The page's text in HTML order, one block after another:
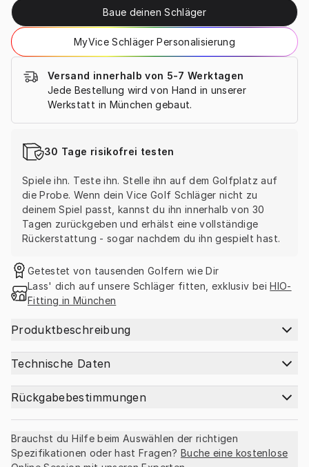
Baue deinen Schläger
MyVice Schläger Personalisierung
Versand innerhalb von 5-7 Werktagen
Jede Bestellung wird von Hand in unserer
Werkstatt in München gebaut.
30 Tage risikofrei testen
Spiele ihn. Teste ihn. Stelle ihn auf dem Golfplatz auf
die Probe. Wenn dein Vice Golf Schläger nicht zu
deinem Spiel passt, kannst du ihn innerhalb von 30
Tagen zurückgeben und erhälst eine vollständige
Rückerstattung - sogar nachdem du ihn gespielt hast.
Getestet von tausenden Golfern wie Dir
Lass' dich auf unsere Schläger fitten, exklusiv bei HIO-
Fitting in München
Produktbeschreibung
Technische Daten
Rückgabebestimmungen
Brauchst du Hilfe beim Auswählen der richtigen
Spezifikationen oder hast Fragen? Buche eine kostenlose